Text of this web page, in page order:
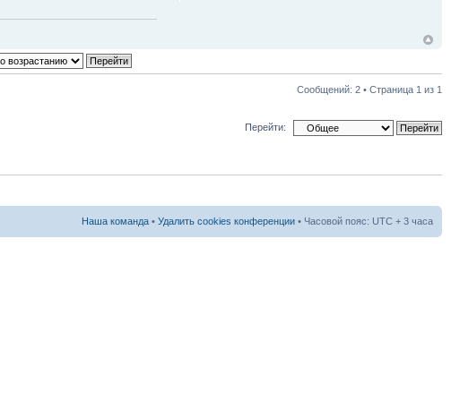
Сообщений: 2 • Страница 1 из 1
Перейти:
Наша команда • Удалить cookies конференции • Часовой пояс: UTC + 3 часа